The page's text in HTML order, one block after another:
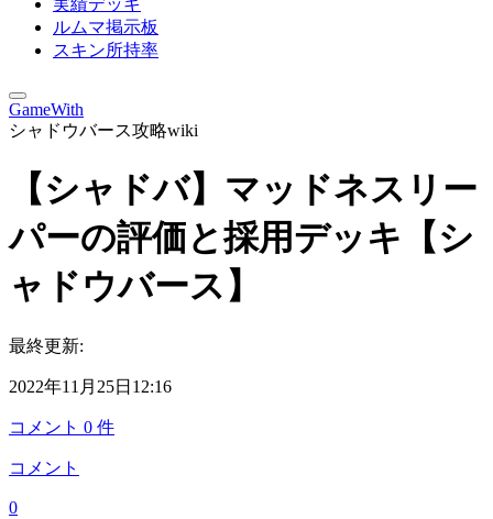
実績デッキ
ルムマ掲示板
スキン所持率
GameWith
シャドウバース攻略wiki
【シャドバ】マッドネスリー
パーの評価と採用デッキ【シ
ャドウバース】
最終更新:
2022年11月25日12:16
コメント 0 件
コメント
0